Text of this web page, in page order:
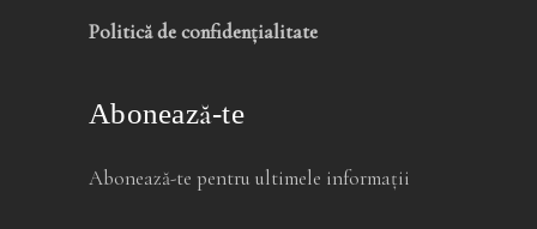
Politică de confidențialitate
Abonează-te
Abonează-te pentru ultimele informații